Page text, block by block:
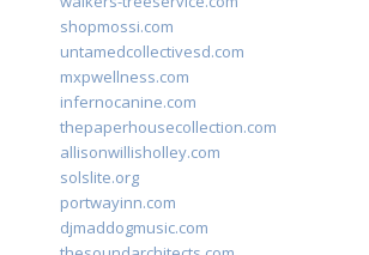
shopmossi.com
untamedcollectivesd.com
mxpwellness.com
infernocanine.com
thepaperhousecollection.com
allisonwillisholley.com
solslite.org
portwayinn.com
djmaddogmusic.com